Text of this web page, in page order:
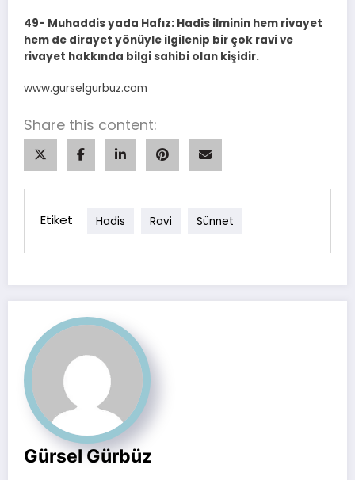
49- Muhaddis yada Hafız: Hadis ilminin hem rivayet
hem de dirayet yönüyle ilgilenip bir çok ravi ve
rivayet hakkında bilgi sahibi olan kişidir.
www.gurselgurbuz.com
Share this content:
Etiket Hadis Ravi Sünnet
Gürsel Gürbüz